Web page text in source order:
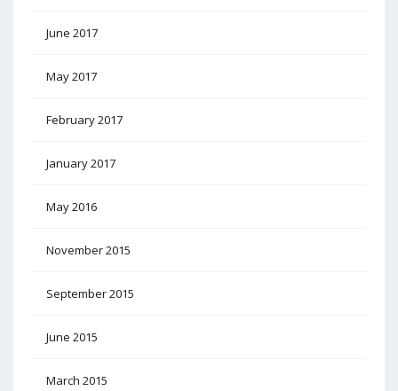
June 2017
May 2017
February 2017
January 2017
May 2016
November 2015
September 2015
June 2015
March 2015